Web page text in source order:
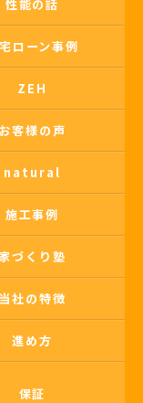
性能の話
ローン事例
ZEH
お客様の声
natural
施工事例
づくり塾
当社の特徴
進め方
保証